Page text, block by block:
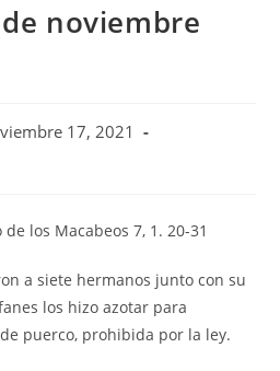
noviembre
17, 2021
los Macabeos 7, 1. 20-31
a siete hermanos junto con su
los hizo azotar para
puerco, prohibida por la ley.